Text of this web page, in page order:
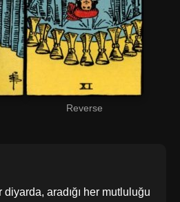
Reverse
aradığı her mutluluğu